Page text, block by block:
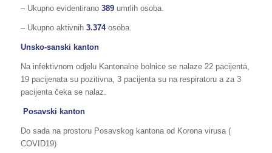
– Ukupno evidentirano 389umrlih osoba.
– Ukupno aktivnih 3.374 osoba.
Unsko-sanski kanton
Na infektivnom odjelu Kantonalne bolnice se nalaze 22 pacijenta,
19 pacijenata su pozitivna, 3 pacijenta su na respiratoru a za 3
pacijenta čeka se nalaz.
Posavski kanton
Do sada na prostoru Posavskog kantona od Korona virusa (
COVID19)